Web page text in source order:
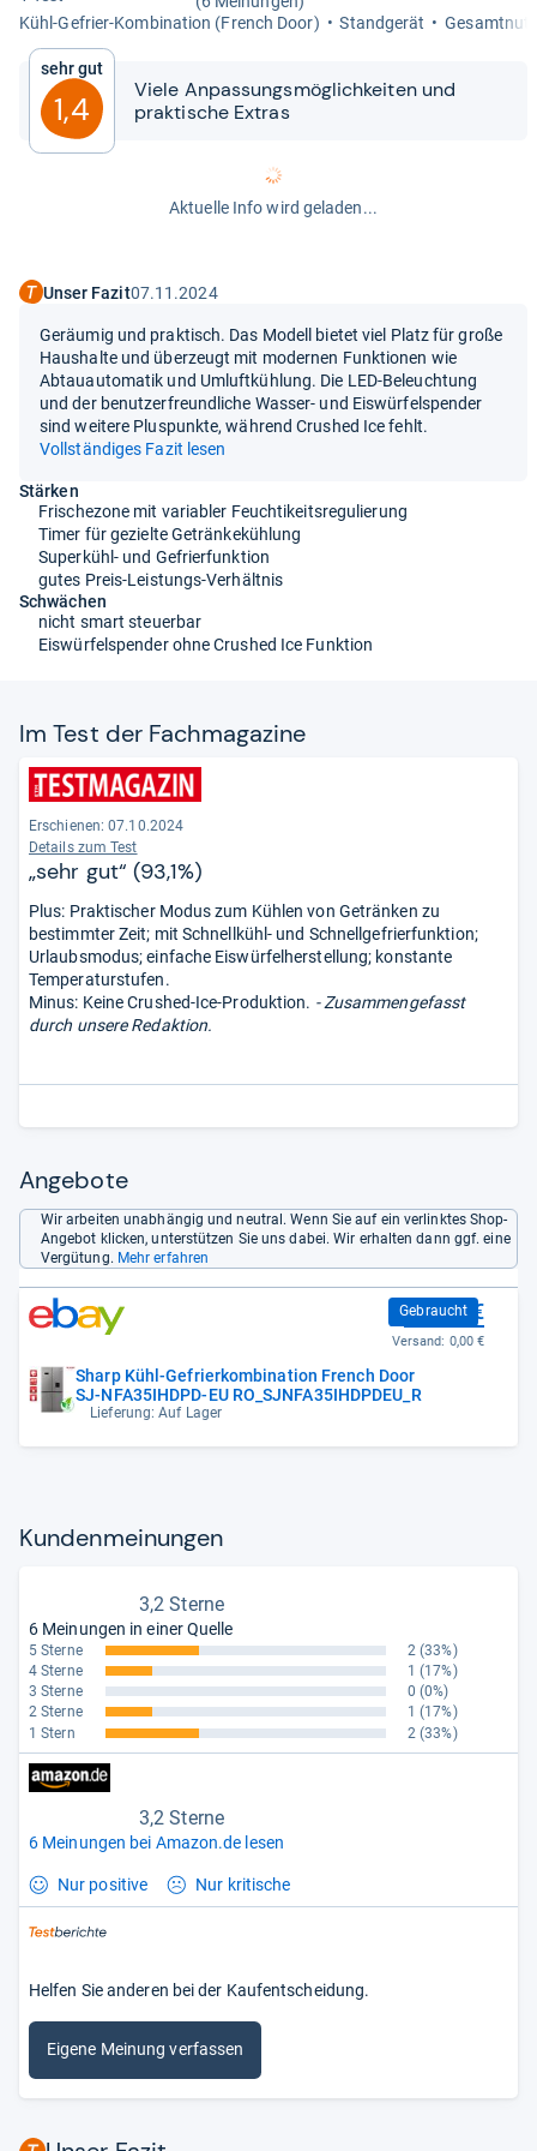
Kühl-​Gefrier-​Kom­bi­na­tion (French Door)
Stand­ge­rät
Sehr gut
1,4
Viele Anpas­sungs­mög­lich­kei­ten und
prak­ti­sche Extras
Aktuelle Info wird geladen...
Unser Fazit07.11.2024
Geräumig und praktisch. Das Modell bietet viel Platz für große
Haushalte und überzeugt mit modernen Funktionen wie
Abtauautomatik und Umluftkühlung. Die LED-Beleuchtung
und der benutzerfreundliche Wasser- und Eiswürfelspender
sind weitere Pluspunkte, während Crushed Ice fehlt.
Vollständiges Fazit lesen
Stärken
Frischezone mit variabler Feuchtikeitsregulierung
Timer für gezielte Getränkekühlung
Superkühl- und Gefrierfunktion
gutes Preis-Leistungs-Verhältnis
Schwächen
nicht smart steuerbar
Eiswürfelspender ohne Crushed Ice Funktion
Im Test der Fach­ma­ga­zine
Erschienen: 07.10.2024
Details zum Test
„sehr gut“ (93,1%)
Plus: Praktischer Modus zum Kühlen von Getränken zu
bestimmter Zeit; mit Schnellkühl- und Schnellgefrierfunktion;
Urlaubsmodus; einfache Eiswürfelherstellung; konstante
Temperaturstufen.
Minus: Keine Crushed-Ice-Produktion. - Zusammengefasst
durch unsere Redaktion.
Angebote
Wir arbeiten unabhängig und neutral. Wenn Sie auf ein verlinktes Shop-
Angebot klicken, unterstützen Sie uns dabei. Wir erhalten dann ggf. eine
Vergütung. Mehr erfahren
Sharp Kühl-Gefrierkombination French Door
SJ-NFA35IHDPD-EU RO_SJNFA35IHDPDEU_R
Lieferung: Auf Lager
Gebraucht
810,00 €
Versand: 0,00 €
Kun­den­mei­nun­gen
3,2 Sterne
6 Meinungen in einer Quelle
5 Sterne 2 (33%)
4 Sterne
1 (17%)
3 Sterne
0 (0%)
2 Sterne
1 (17%)
1 Stern
2 (33%)
3,2 Sterne
6 Meinungen bei Amazon.de lesen
Nur positive Nur kritische
Helfen Sie anderen bei der Kaufentscheidung.
Eigene Meinung verfassen